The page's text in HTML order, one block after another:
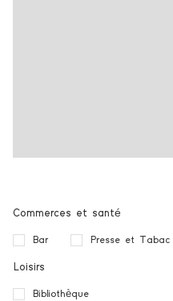
Commerces et santé
Bar Presse et Tabac
Loisirs
Bibliothèque